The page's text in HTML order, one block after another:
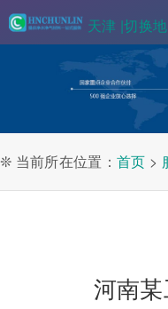
天津 |切换
❊ 当前所在位置： 首页 >
河南